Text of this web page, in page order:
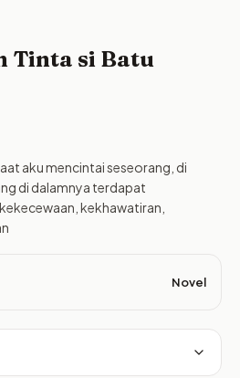
Tinta si Batu
aku mencintai seseorang, di
di dalamnya terdapat
kekhawatiran,
Novel